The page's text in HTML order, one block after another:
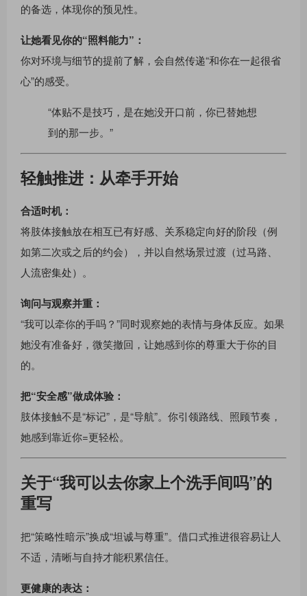
的备选，体现你的预见性。
让她看见你的“照料能力”：
你对环境与细节的提前了解，会自然传递“和你在一起很省
心”的感受。
“体贴不是技巧，是在她没开口前，你已替她想
到的那一步。”
轻触推进：从牵手开始
合适时机：
将肢体接触放在相互已有好感、关系稳定向好的阶段（例
如第二次或之后的约会），并以自然场景过渡（过马路、
人流密集处）。
询问与观察并重：
“我可以牵你的手吗？”同时观察她的表情与身体反应。如果
她没有准备好，微笑撤回，让她感到你的尊重大于你的目
的。
把“安全感”做成体验：
肢体接触不是“标记”，是“导航”。你引领路线、照顾节奏，
她感到靠近你=更轻松。
关于“我可以去你家上个洗手间吗”的
重写
把“策略性暗示”换成“坦诚与尊重”。借口式推进很容易让人
不适，清晰与自持才能积累信任。
更健康的表达：